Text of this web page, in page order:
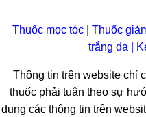
Thuốc mọc tóc Thuốc
trắng da
Thông tin trên website chỉ
thuốc phải tuân theo sự
dụng các thông tin trên